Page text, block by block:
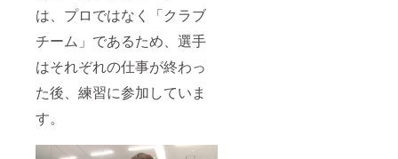
は、プロではなく「クラブ
チーム」であるため、選手
はそれぞれの仕事が終わっ
た後、練習に参加していま
す。